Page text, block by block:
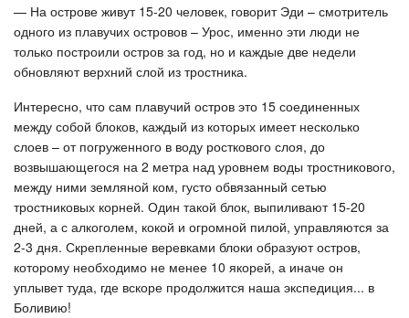
— На острове живут 15-20 человек, говорит Эди – смотритель
одного из плавучих островов – Урос, именно эти люди не
только построили остров за год, но и каждые две недели
обновляют верхний слой из тростника.
Интересно, что сам плавучий остров это 15 соединенных
между собой блоков, каждый из которых имеет несколько
слоев – от погруженного в воду росткового слоя, до
возвышающегося на 2 метра над уровнем воды тростникового,
между ними земляной ком, густо обвязанный сетью
тростниковых корней. Один такой блок, выпиливают 15-20
дней, а с алкоголем, кокой и огромной пилой, управляются за
2-3 дня. Скрепленные веревками блоки образуют остров,
которому необходимо не менее 10 якорей, а иначе он
уплывет туда, где вскоре продолжится наша экспедиция... в
Боливию!